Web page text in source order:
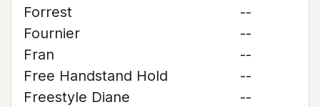
Forrest
--
Fournier
--
Fran
--
Free Handstand Hold
--
Freestyle Diane
--